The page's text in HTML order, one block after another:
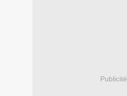
Publicité